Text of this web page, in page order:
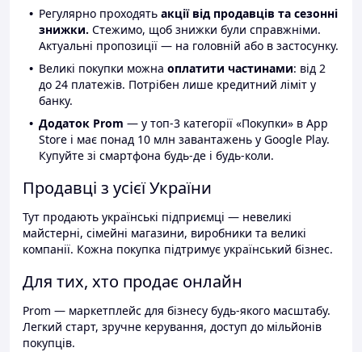
Регулярно проходять акції від продавців та сезонні
знижки. Стежимо, щоб знижки були справжніми.
Актуальні пропозиції — на головній або в застосунку.
Великі покупки можна оплатити частинами: від 2
до 24 платежів. Потрібен лише кредитний ліміт у
банку.
Додаток Prom — у топ-3 категорії «Покупки» в App
Store і має понад 10 млн завантажень у Google Play.
Купуйте зі смартфона будь-де і будь-коли.
Продавці з усієї України
Тут продають українські підприємці — невеликі
майстерні, сімейні магазини, виробники та великі
компанії. Кожна покупка підтримує український бізнес.
Для тих, хто продає онлайн
Prom — маркетплейс для бізнесу будь-якого масштабу.
Легкий старт, зручне керування, доступ до мільйонів
покупців.